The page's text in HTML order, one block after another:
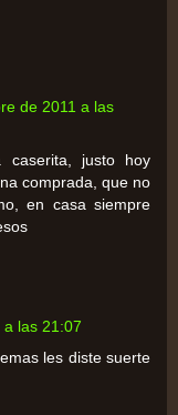
de 2011 a las
justo hoy
comprada, que no
en casa siempre
las 21:07
les diste suerte